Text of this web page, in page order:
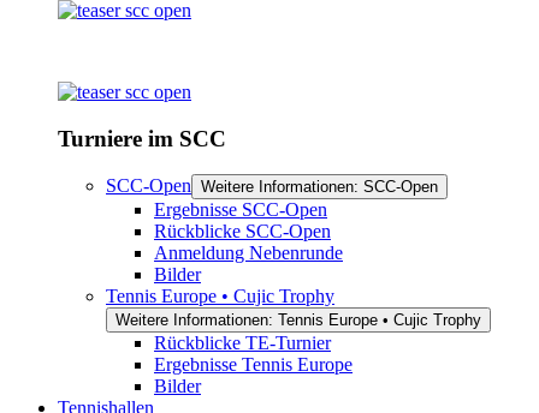
Turniere im SCC
SCC-Open Weitere Informationen: SCC-Open
Ergebnisse SCC-Open
Rückblicke SCC-Open
Anmeldung Nebenrunde
Bilder
Tennis Europe • Cujic Trophy
Weitere Informationen: Tennis Europe • Cujic Trophy
Rückblicke TE-Turnier
Ergebnisse Tennis Europe
Bilder
Tennishallen